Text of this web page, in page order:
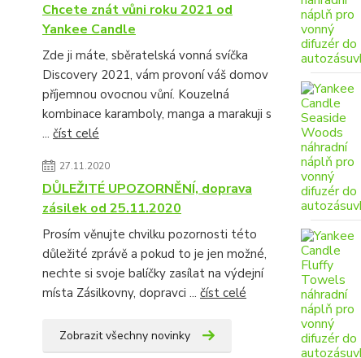
Chcete znát vůni roku 2021 od
Yankee Candle
Zde ji máte, sběratelská vonná svíčka
Discovery 2021, vám provoní váš domov
příjemnou ovocnou vůní. Kouzelná
kombinace karamboly, manga a marakuji s
... číst celé
27.11.2020
DŮLEŽITÉ UPOZORNĚNÍ, doprava
zásilek od 25.11.2020
Prosím věnujte chvilku pozornosti této
důležité zprávě a pokud to je jen možné,
nechte si svoje balíčky zasílat na výdejní
místa Zásilkovny, dopravci ... číst celé
Zobrazit všechny novinky